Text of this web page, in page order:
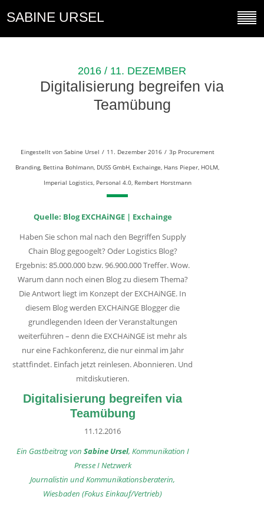
SABINE URSEL
2016 / 11. DEZEMBER
Digitalisierung begreifen via
Teamübung
Eingestellt von Sabine Ursel / 11. Dezember 2016 / 3p Procurement
Branding, Bettina Bohlmann, DUSS GmbH, Exchainge, Hans Pieper, HOLM,
Imperial Logistics, Personal 4.0, Rembert Horstmann
Quelle: Blog EXCHAiNGE | Exchainge
Haben Sie schon mal nach den Begriffen Supply
Chain Blog gegoogelt? Oder Logistics Blog?
Ergebnis: 85.000.000 bzw. 96.900.000 Treffer. Wow.
Warum dann noch einen Blog zu diesem Thema?
Die Antwort liegt im Konzept der EXCHAiNGE. In
diesem Blog werden EXCHAiNGE Blogger die
grundlegenden Ideen der Veranstaltungen
weiterführen – denn die EXCHAiNGE ist mehr als
nur eine Fachkonferenz, die nur einmal im Jahr
stattfindet. Einfach jetzt reinlesen. Abonnieren. Und
mitdiskutieren.
Digitalisierung begreifen via
Teamübung
11.12.2016
Ein Gastbeitrag von Sabine Ursel, Kommunikation I
Presse I Netzwerk
Journalistin und Kommunikationsberaterin,
Wiesbaden (Fokus Einkauf/Vertrieb)